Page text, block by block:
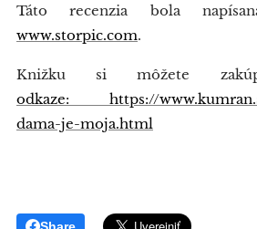
Táto recenzia bola
www.storpic.com.
Knižku si môžete
odkaze: https://
dama-je-moja.html
Share